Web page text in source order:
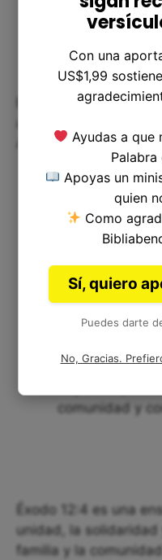
Este versículo de la
Aquí te presentamos
Comparte tus
tienes algo
compártelo
Crea lazos de
importa cuán
siempre hay
acercarte a
importa qué
comunidad y
Éxodo 12:4 es una
unidad, la
familia y la
Con una
US$1,99
Ayudas a que
Apoyas un
quien
Como
Sí, quiero
Puedes darte
No, Gracias.